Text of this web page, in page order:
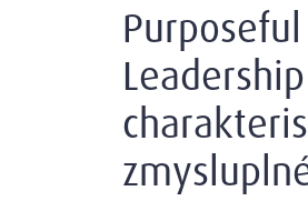
Purposeful